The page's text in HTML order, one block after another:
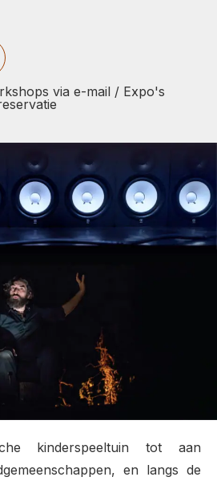
via e-mail / Expo's
kinderspeeltuin tot aan
en langs de